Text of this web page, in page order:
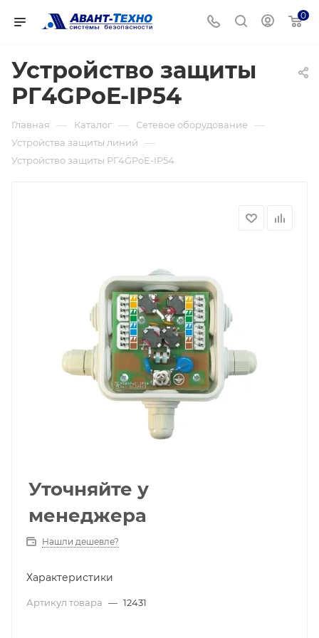
0
Устройство защиты
РГ4GPoE-IP54
Главная — Каталог — Сетевое оборудование —
Устройства защиты линий —
Устройство защиты РГ4GPoE-IP54
Уточняйте у
менеджера
Нашли дешевле?
Характеристики
Артикул товара — 12431